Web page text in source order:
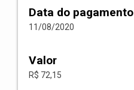
Data do pagamento
11/08/2020
Valor
R$ 72,15